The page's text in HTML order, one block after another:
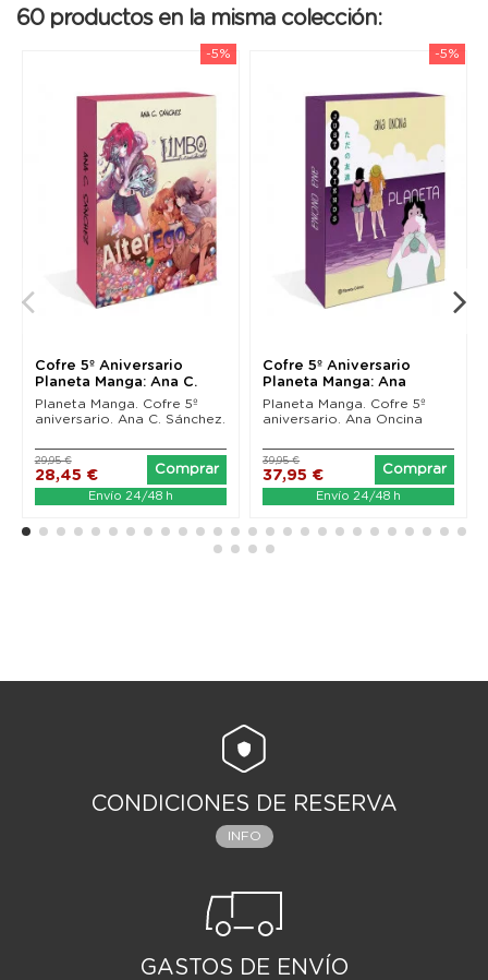
60 productos en la misma colección:
-5%
Cofre 5º Aniversario
Planeta Manga: Ana C.
Sánchez
Planeta Manga. Cofre 5º
aniversario. Ana C. Sánchez.
28,45 €
29,95 €
Comprar
Envío 24/48 h
-5%
Cofre 5º Aniversario
Planeta Manga: Ana
Oncina
Planeta Manga. Cofre 5º
aniversario. Ana Oncina
37,95 €
39,95 €
Comprar
Envío 24/48 h
CONDICIONES DE RESERVA
INFO
GASTOS DE ENVÍO